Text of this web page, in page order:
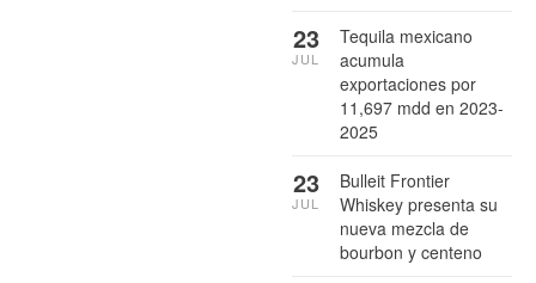
Tequila mexicano
acumula
exportaciones por
11,697 mdd en 2023-
2025
23
JUL
Bulleit Frontier
Whiskey presenta su
nueva mezcla de
bourbon y centeno
23
JUL